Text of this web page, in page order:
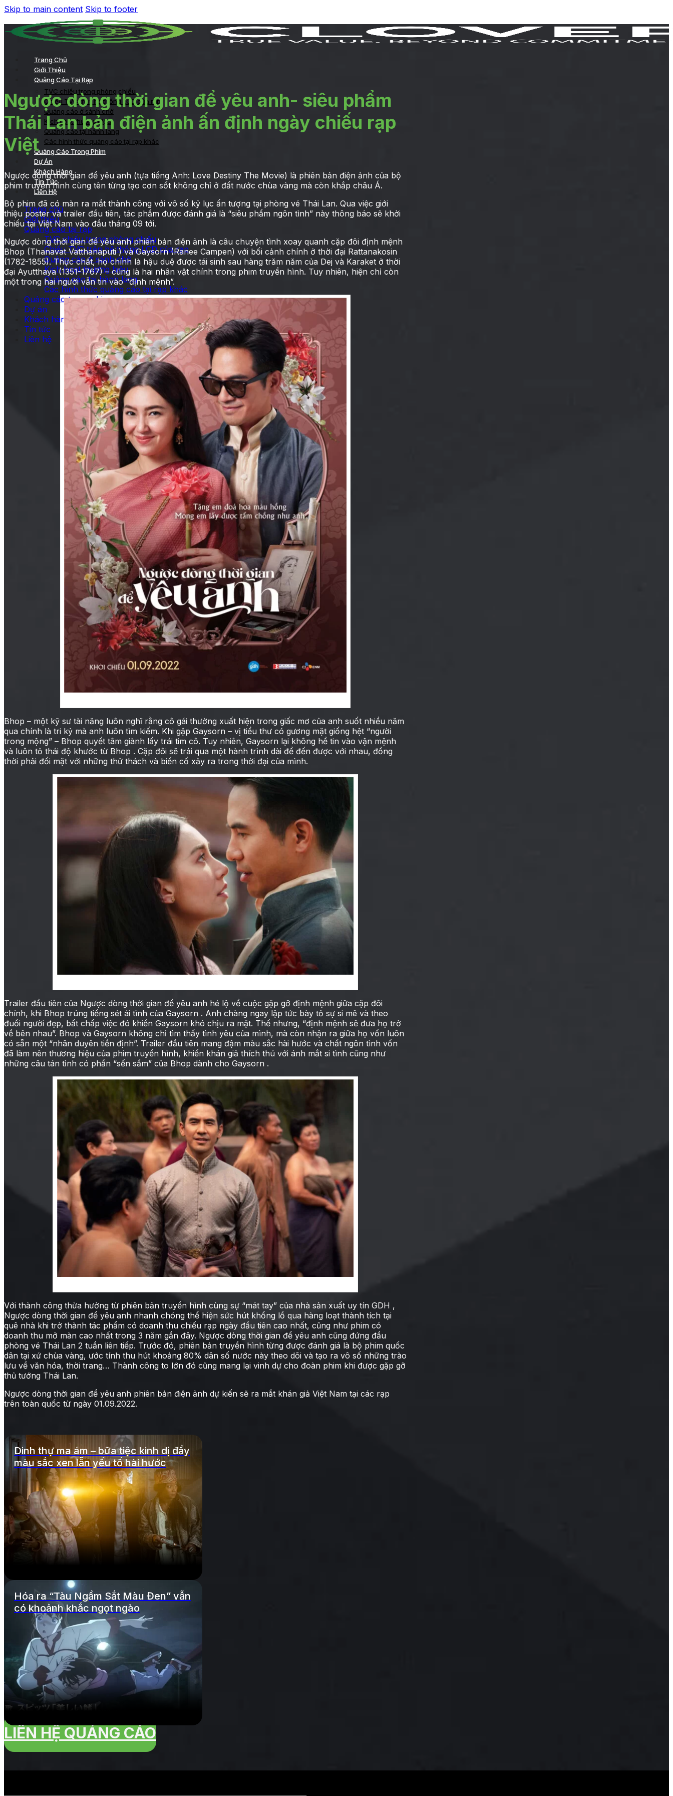
Skip to main content Skip to footer
Trang Chủ
Giới Thiệu
Quảng Cáo Tại Rạp
TVC chiếu trong phòng chiếu
Chiếu TVC trên hệ thống LCD của rạp
Quảng cáo ở sảnh chờ
Kích hoạt thương hiệu
Quảng cáo tại hành lang
Các hình thức quảng cáo tại rạp khác
Quảng Cáo Trong Phim
Dự Án
Khách Hàng
Tin Tức
Liên Hệ
Trang chủ
Giới thiệu
Quảng cáo tại rạp
TVC chiếu trong phòng chiếu
Chiếu TVC trên hệ thống LCD của rạp
Quảng cáo ở sảnh chờ
Kích hoạt thương hiệu
Quảng cáo tại hành lang
Các hình thức quảng cáo tại rạp khác
Quảng cáo trong phim
Dự án
Khách hàng
Tin tức
Liên hệ
Ngược dòng thời gian để yêu anh- siêu phẩm
Thái Lan bản điện ảnh ấn định ngày chiếu rạp
Việt
Ngược dòng thời gian để yêu anh (tựa tiếng Anh: Love Destiny The Movie) là phiên bản điện ảnh của bộ
phim truyền hình cùng tên từng tạo cơn sốt không chỉ ở đất nước chùa vàng mà còn khắp châu Á.
Bộ phim đã có màn ra mắt thành công với vô số kỷ lục ấn tượng tại phòng vé Thái Lan. Qua việc giới
thiệu poster và trailer đầu tiên, tác phẩm được đánh giá là “siêu phẩm ngôn tình” này thông báo sẽ khởi
chiếu tại Việt Nam vào đầu tháng 09 tới.
Ngược dòng thời gian để yêu anh phiên bản điện ảnh là câu chuyện tình xoay quanh cặp đôi định mệnh
Bhop (Thanavat Vatthanaputi ) và Gaysorn (Ranee Campen) với bối cảnh chính ở thời đại Rattanakosin
(1782-1855). Thực chất, họ chính là hậu duệ được tái sinh sau hàng trăm năm của Dej và Karaket ở thời
đại Ayutthaya (1351-1767) – cũng là hai nhân vật chính trong phim truyền hình. Tuy nhiên, hiện chỉ còn
một trong hai người vẫn tin vào “định mệnh”.
Bhop – một kỹ sư tài năng luôn nghĩ rằng cô gái thường xuất hiện trong giấc mơ của anh suốt nhiều năm
qua chính là tri kỷ mà anh luôn tìm kiếm. Khi gặp Gaysorn – vị tiểu thư có gương mặt giống hệt “người
trong mộng” – Bhop quyết tâm giành lấy trái tim cô. Tuy nhiên, Gaysorn lại không hề tin vào vận mệnh
và luôn tỏ thái độ khước từ Bhop . Cặp đôi sẽ trải qua một hành trình dài để đến được với nhau, đồng
thời phải đối mặt với những thử thách và biến cố xảy ra trong thời đại của mình.
Trailer đầu tiên của Ngược dòng thời gian để yêu anh hé lộ về cuộc gặp gỡ định mệnh giữa cặp đôi
chính, khi Bhop trúng tiếng sét ái tình của Gaysorn . Anh chàng ngay lập tức bày tỏ sự si mê và theo
đuổi người đẹp, bất chấp việc đó khiến Gaysorn khó chịu ra mặt. Thế nhưng, “định mệnh sẽ đưa họ trở
về bên nhau”. Bhop và Gaysorn không chỉ tìm thấy tình yêu của mình, mà còn nhận ra giữa họ vốn luôn
có sẵn một “nhân duyên tiền định”. Trailer đầu tiên mang đậm màu sắc hài hước và chất ngôn tình vốn
đã làm nên thương hiệu của phim truyền hình, khiến khán giả thích thú với ánh mắt si tình cũng như
những câu tán tỉnh có phần “sến sẩm” của Bhop dành cho Gaysorn .
Với thành công thừa hưởng từ phiên bản truyền hình cùng sự “mát tay” của nhà sản xuất uy tín GDH ,
Ngược dòng thời gian để yêu anh nhanh chóng thể hiện sức hút khổng lồ qua hàng loạt thành tích tại
quê nhà khi trở thành tác phẩm có doanh thu chiếu rạp ngày đầu tiên cao nhất, cũng như phim có
doanh thu mở màn cao nhất trong 3 năm gần đây. Ngược dòng thời gian để yêu anh cũng đứng đầu
phòng vé Thái Lan 2 tuần liên tiếp. Trước đó, phiên bản truyền hình từng được đánh giá là bộ phim quốc
dân tại xứ chùa vàng, ước tính thu hút khoảng 80% dân số nước này theo dõi và tạo ra vô số những trào
lưu về văn hóa, thời trang… Thành công to lớn đó cũng mang lại vinh dự cho đoàn phim khi được gặp gỡ
thủ tướng Thái Lan.
Ngược dòng thời gian để yêu anh phiên bản điện ảnh dự kiến sẽ ra mắt khán giả Việt Nam tại các rạp
trên toàn quốc từ ngày 01.09.2022.
Dinh thự ma ám – bữa tiệc kinh dị đầy
màu sắc xen lẫn yếu tố hài hước
Hóa ra “Tàu Ngầm Sắt Màu Đen” vẫn
có khoảnh khắc ngọt ngào
LIÊN HỆ QUẢNG CÁO